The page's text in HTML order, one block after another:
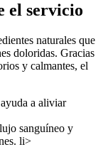
el servicio
naturales que
doloridas. Gracias
y calmantes, el
a aliviar
sanguíneo y
li>